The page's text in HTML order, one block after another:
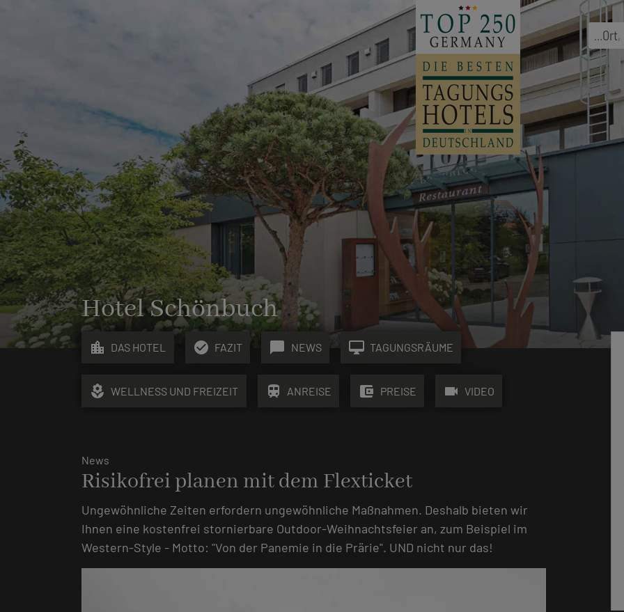
...Ort,
Hotel Schönbuch
location_city DAS HOTEL check_circle FAZIT chat_bubble NEWS desktop_mac TAGUNGSRÄUME
local_florist WELLNESS UND FREIZEIT train ANREISE account_balance_wallet PREISE videocam VIDEO
News
Risikofrei planen mit dem Flexticket
Ungewöhnliche Zeiten erfordern ungewöhnliche Maßnahmen. Deshalb bieten wir
Ihnen eine kostenfrei stornierbare Outdoor-Weihnachtsfeier an, zum Beispiel im
Western-Style - Motto: "Von der Panemie in die Prärie". UND nicht nur das!